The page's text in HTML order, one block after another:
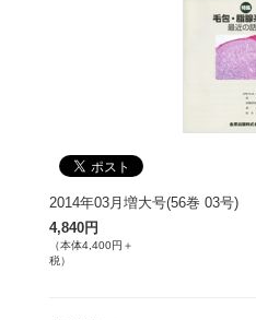
2014年03月増大号(56巻 03号)
4,840円
（本体4,400円＋
税）